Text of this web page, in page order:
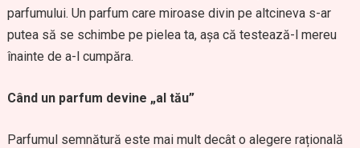
parfumului. Un parfum care miroase divin pe altcineva s-ar
putea să se schimbe pe pielea ta, așa că testează-l mereu
înainte de a-l cumpăra.
Când un parfum devine „al tău”
Parfumul semnătură este mai mult decât o alegere rațională